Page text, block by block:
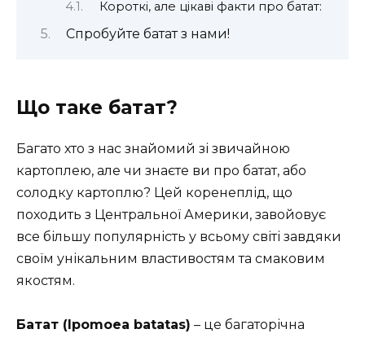
Короткі, але цікаві факти про батат:
Спробуйте батат з нами!
Що таке батат?
Багато хто з нас знайомий зі звичайною
картоплею, але чи знаєте ви про батат, або
солодку картоплю? Цей коренеплід, що
походить з Центральної Америки, завойовує
все більшу популярність у всьому світі завдяки
своїм унікальним властивостям та смаковим
якостям.
Батат (Ipomoea batatas) – це багаторічна